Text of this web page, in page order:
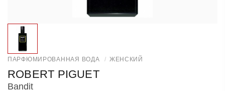
ПАРФЮМИРОВАННАЯ ВОДА / ЖЕНСКИЙ
ROBERT PIGUET
Bandit